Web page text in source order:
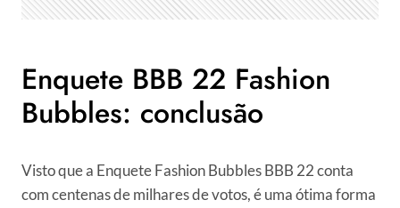
Enquete BBB 22 Fashion
Bubbles: conclusão
Visto que a Enquete Fashion Bubbles BBB 22 conta
com centenas de milhares de votos, é uma ótima forma